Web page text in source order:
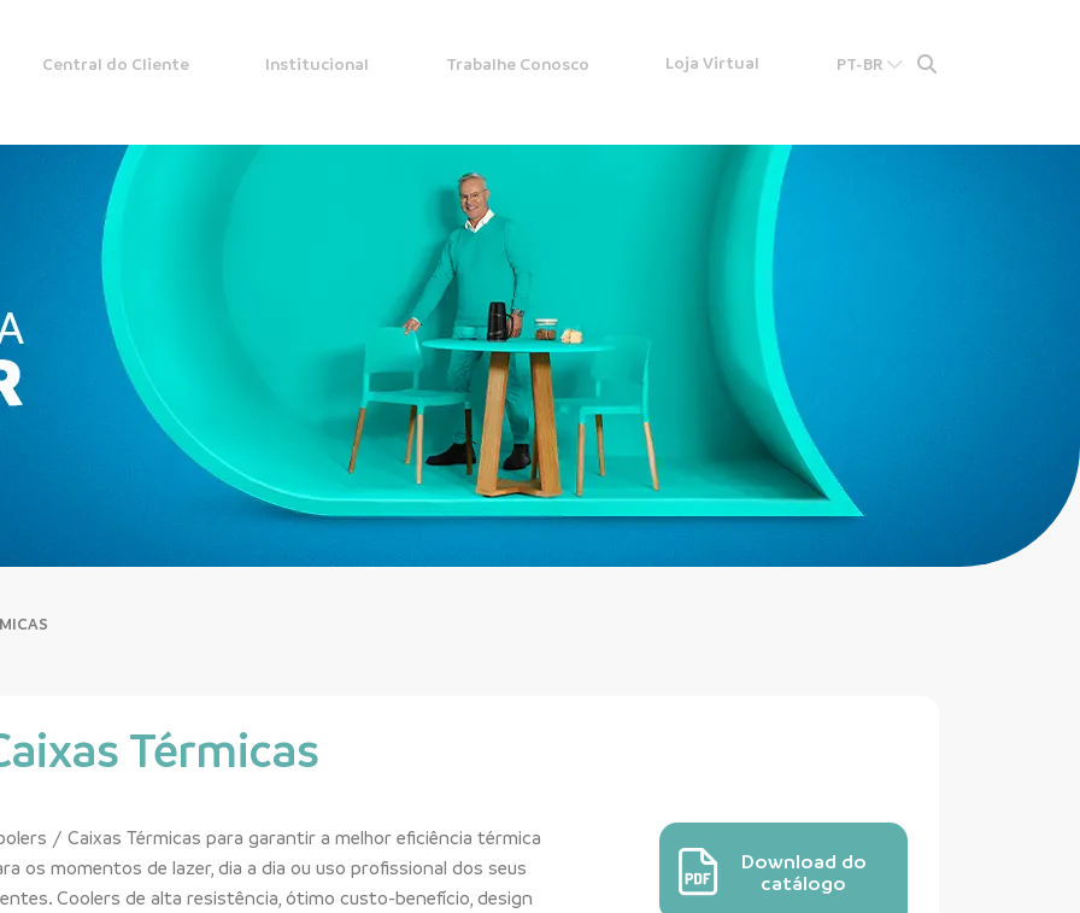
Central do Cliente Institucional Trabalhe Conosco Loja Virtual PT-BR
Térmicas
/ Caixas Térmicas para garantir a melhor eficiência térmica
os momentos de lazer, dia a dia ou uso profissional dos seus
Coolers de alta resistência, ótimo custo-benefício, design
Download do
catálogo